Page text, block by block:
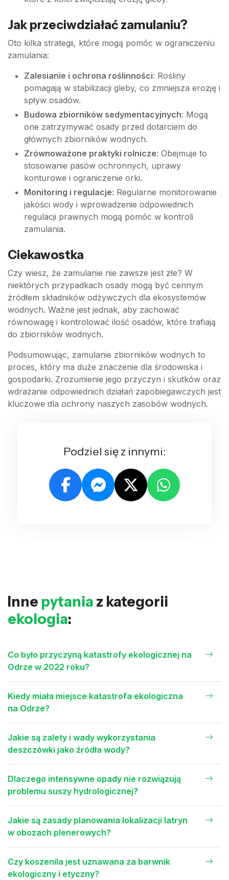
Jak przeciwdziałać zamulaniu?
Oto kilka strategii, które mogą pomóc w ograniczeniu
zamulania:
Zalesianie i ochrona roślinności: Rośliny
pomagają w stabilizacji gleby, co zmniejsza erozję i
spływ osadów.
Budowa zbiorników sedymentacyjnych: Mogą
one zatrzymywać osady przed dotarciem do
głównych zbiorników wodnych.
Zrównoważone praktyki rolnicze: Obejmuje to
stosowanie pasów ochronnych, uprawy
konturowe i ograniczenie orki.
Monitoring i regulacje: Regularne monitorowanie
jakości wody i wprowadzenie odpowiednich
regulacji prawnych mogą pomóc w kontroli
zamulania.
Ciekawostka
Czy wiesz, że zamulanie nie zawsze jest złe? W
niektórych przypadkach osady mogą być cennym
źródłem składników odżywczych dla ekosystemów
wodnych. Ważne jest jednak, aby zachować
równowagę i kontrolować ilość osadów, które trafiają
do zbiorników wodnych.
Podsumowując, zamulanie zbiorników wodnych to
proces, który ma duże znaczenie dla środowiska i
gospodarki. Zrozumienie jego przyczyn i skutków oraz
wdrażanie odpowiednich działań zapobiegawczych jest
kluczowe dla ochrony naszych zasobów wodnych.
Podziel się z innymi:
Inne pytania z kategorii
ekologia:
Co było przyczyną katastrofy ekologicznej na
Odrze w 2022 roku?
Kiedy miała miejsce katastrofa ekologiczna
na Odrze?
Jakie są zalety i wady wykorzystania
deszczówki jako źródła wody?
Dlaczego intensywne opady nie rozwiązują
problemu suszy hydrologicznej?
Jakie są zasady planowania lokalizacji latryn
w obozach plenerowych?
Czy koszenila jest uznawana za barwnik
ekologiczny i etyczny?